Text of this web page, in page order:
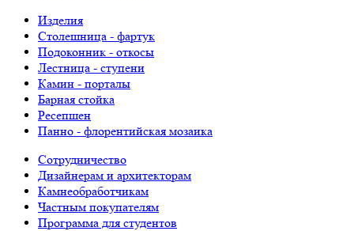
Изделия
Столешница - фартук
Подоконник - откосы
Лестница - ступени
Камин - порталы
Барная стойка
Ресепшен
Панно - флорентийская мозаика
Сотрудничество
Дизайнерам и архитекторам
Камнеобработчикам
Частным покупателям
Программа для студентов